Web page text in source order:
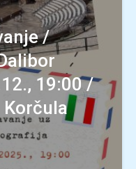
/
19:00 /